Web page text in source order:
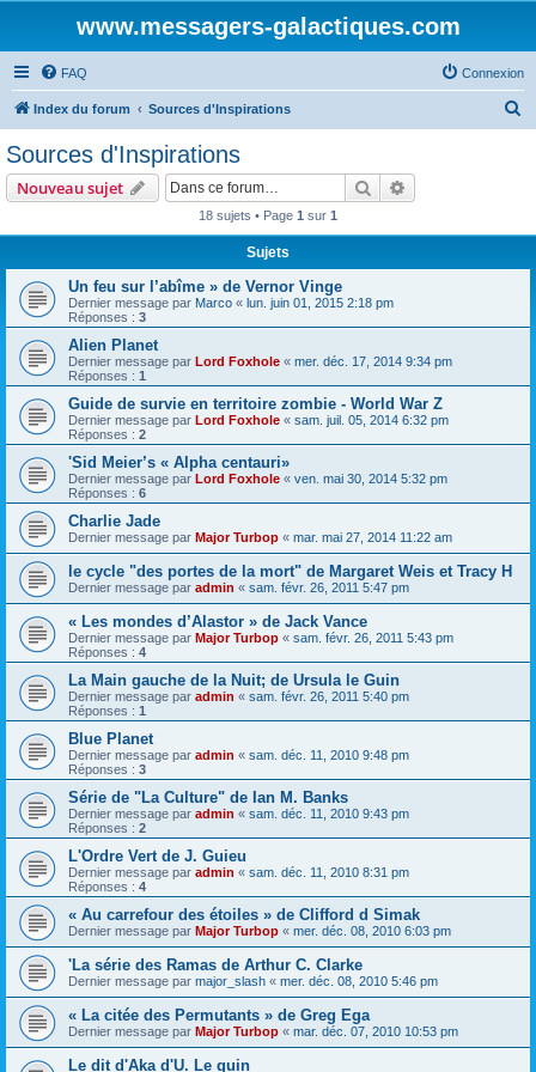
www.messagers-galactiques.com
FAQ Connexion
Index du forum Sources d'Inspirations
Sources d'Inspirations
Nouveau sujet Rechercher
18 sujets • Page 1 sur 1
Sujets
Un feu sur l’abîme » de Vernor Vinge
Dernier message par Marco « lun. juin 01, 2015 2:18 pm
Réponses : 3
Alien Planet
Dernier message par Lord Foxhole « mer. déc. 17, 2014 9:34 pm
Réponses : 1
Guide de survie en territoire zombie - World War Z
Dernier message par Lord Foxhole « sam. juil. 05, 2014 6:32 pm
Réponses : 2
'Sid Meier’s « Alpha centauri»
Dernier message par Lord Foxhole « ven. mai 30, 2014 5:32 pm
Réponses : 6
Charlie Jade
Dernier message par Major Turbop « mar. mai 27, 2014 11:22 am
le cycle "des portes de la mort" de Margaret Weis et Tracy H
Dernier message par admin « sam. févr. 26, 2011 5:47 pm
« Les mondes d’Alastor » de Jack Vance
Dernier message par Major Turbop « sam. févr. 26, 2011 5:43 pm
Réponses : 4
La Main gauche de la Nuit; de Ursula le Guin
Dernier message par admin « sam. févr. 26, 2011 5:40 pm
Réponses : 1
Blue Planet
Dernier message par admin « sam. déc. 11, 2010 9:48 pm
Réponses : 3
Série de "La Culture" de Ian M. Banks
Dernier message par admin « sam. déc. 11, 2010 9:43 pm
Réponses : 2
L'Ordre Vert de J. Guieu
Dernier message par admin « sam. déc. 11, 2010 8:31 pm
Réponses : 4
« Au carrefour des étoiles » de Clifford d Simak
Dernier message par Major Turbop « mer. déc. 08, 2010 6:03 pm
'La série des Ramas de Arthur C. Clarke
Dernier message par major_slash « mer. déc. 08, 2010 5:46 pm
« La citée des Permutants » de Greg Ega
Dernier message par Major Turbop « mar. déc. 07, 2010 10:53 pm
Le dit d'Aka d'U. Le guin